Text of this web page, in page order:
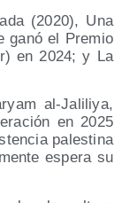
(2020), Una
ganó el Pre­mio
en 2024; y La
al-Jali­li­ya,
en 2025
pales­ti­na
espe­ra su